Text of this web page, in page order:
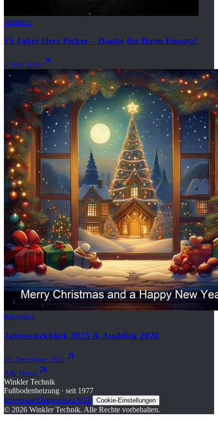
Jubiläum
15 Jahre Herr Picker – Danke für Ihren Einsatz!
4. Mai 2026
Rückblick
Jahresrückblick 2025 & Ausblick 2026
20. Dezember 2025
Alle News
Winkler Technik
Fußbodenheizung · seit 1977
ImpressumDatenschutzAGB Cookie-Einstellungen
© 2026 Winkler Technik. Alle Rechte vorbehalten.